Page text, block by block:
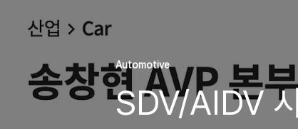
Automotive
SDV/AIDV